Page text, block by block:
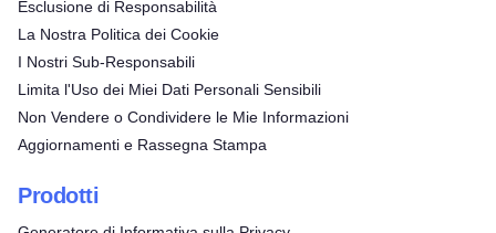
Esclusione di Responsabilità
La Nostra Politica dei Cookie
I Nostri Sub-Responsabili
Limita l'Uso dei Miei Dati Personali Sensibili
Non Vendere o Condividere le Mie Informazioni
Aggiornamenti e Rassegna Stampa
Prodotti